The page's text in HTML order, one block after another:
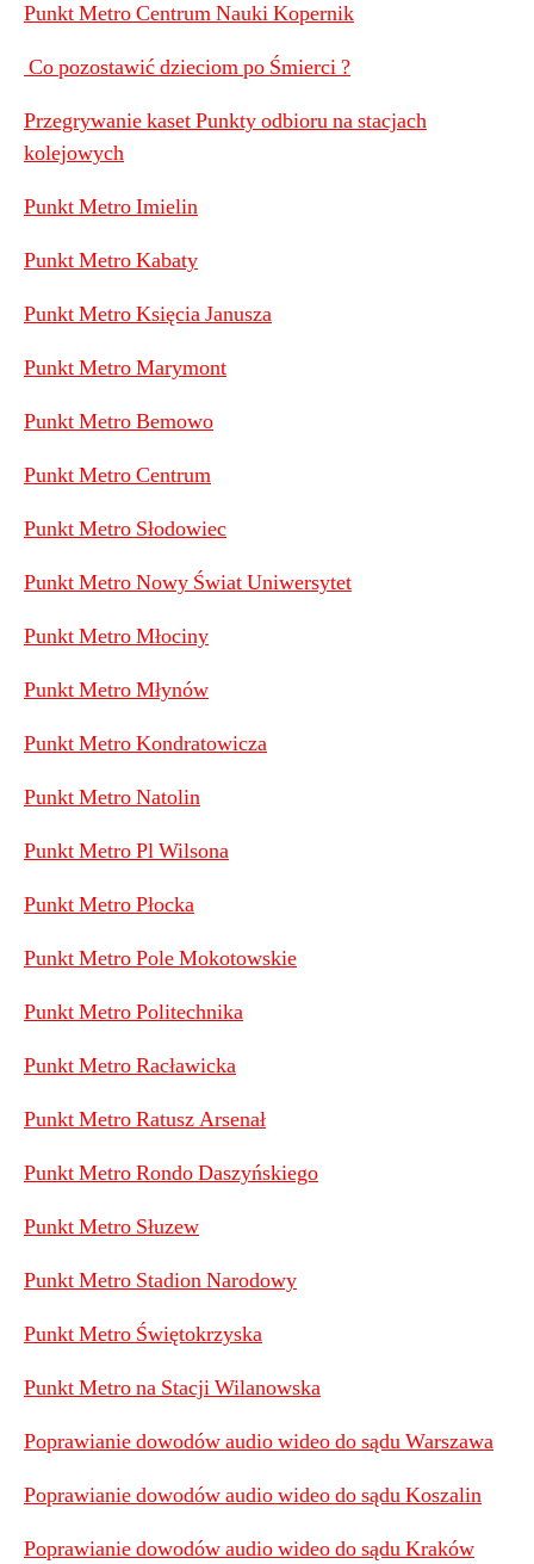
Punkt Metro Centrum Nauki Kopernik
Co pozostawić dzieciom po Śmierci ?
Przegrywanie kaset Punkty odbioru na stacjach
kolejowych
Punkt Metro Imielin
Punkt Metro Kabaty
Punkt Metro Księcia Janusza
Punkt Metro Marymont
Punkt Metro Bemowo
Punkt Metro Centrum
Punkt Metro Słodowiec
Punkt Metro Nowy Świat Uniwersytet
Punkt Metro Młociny
Punkt Metro Młynów
Punkt Metro Kondratowicza
Punkt Metro Natolin
Punkt Metro Pl Wilsona
Punkt Metro Płocka
Punkt Metro Pole Mokotowskie
Punkt Metro Politechnika
Punkt Metro Racławicka
Punkt Metro Ratusz Arsenał
Punkt Metro Rondo Daszyńskiego
Punkt Metro Słuzew
Punkt Metro Stadion Narodowy
Punkt Metro Świętokrzyska
Punkt Metro na Stacji Wilanowska
Poprawianie dowodów audio wideo do sądu Warszawa
Poprawianie dowodów audio wideo do sądu Koszalin
Poprawianie dowodów audio wideo do sądu Kraków